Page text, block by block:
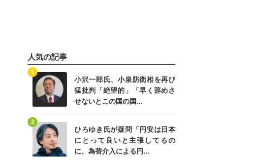
人気の記事
小沢一郎氏、小泉防衛相を再び
猛批判「絶望的」「早く辞めさ
せないとこの国の国...
1
ひろゆき氏が疑問「円安は日本
にとって良いと主張してるの
に、為替介入による円...
2